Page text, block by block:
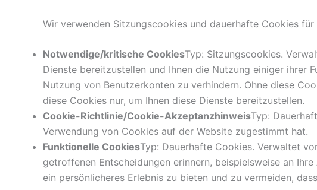
Wir verwenden Sitzungscookies und dauerhafte Cookies
Notwendige/kritische CookiesTyp: Sitzungscookies.
Dienste bereitzustellen und Ihnen die Nutzung einiger ihrer
Nutzung von Benutzerkonten zu verhindern. Ohne diese
diese Cookies nur, um Ihnen diese Dienste bereitzustellen.
Cookie-Richtlinie/Cookie-AkzeptanzhinweisTyp:
Verwendung von Cookies auf der Website zugestimmt hat.
Funktionelle CookiesTyp: Dauerhafte Cookies. Verwaltet
getroffenen Entscheidungen erinnern, beispielsweise an
ein persönlicheres Erlebnis zu bieten und zu vermeiden,